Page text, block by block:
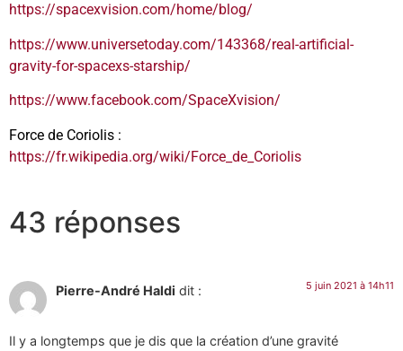
https://spacexvision.com/home/blog/
https://www.universetoday.com/143368/real-artificial-
gravity-for-spacexs-starship/
https://www.facebook.com/SpaceXvision/
Force de Coriolis :
https://fr.wikipedia.org/wiki/Force_de_Coriolis
43 réponses
Pierre-André Haldi dit : 5 juin 2021 à 14h11
Il y a longtemps que je dis que la création d’une gravité